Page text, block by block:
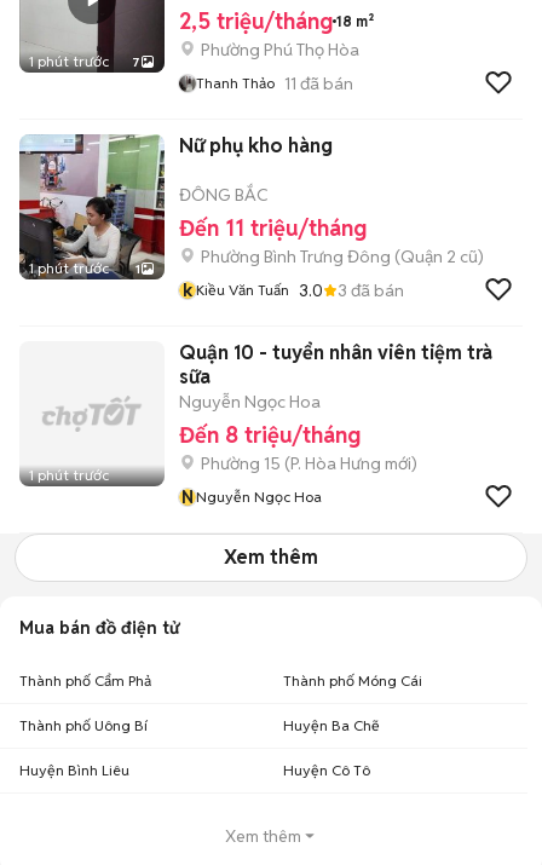
1 phút trước 7
2,5 triệu/tháng 18 m²
Phường Phú Thọ Hòa
Thanh Thảo 11 đã bán
1 phút trước 1
Nữ phụ kho hàng
ĐÔNG BẮC
Đến 11 triệu/tháng
Phường Bình Trưng Đông (Quận 2 cũ)
k Kiều Văn Tuấn 3.0 3 đã bán
1 phút trước
Quận 10 - tuyển nhân viên tiệm trà
sữa
Nguyễn Ngọc Hoa
Đến 8 triệu/tháng
Phường 15 (P. Hòa Hưng mới)
NNguyễn Ngọc Hoa
Xem thêm
Mua bán đồ điện tử
Thành phố Cẩm Phả Thành phố Móng Cái
Thành phố Uông Bí Huyện Ba Chẽ
Huyện Bình Liêu Huyện Cô Tô
Xem thêm